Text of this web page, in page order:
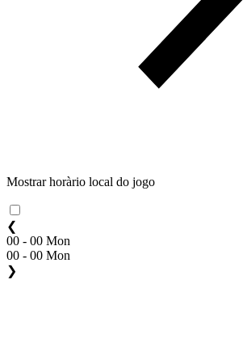
Mostrar horàrio local do jogo
❮
00 - 00 Mon
00 - 00 Mon
❯